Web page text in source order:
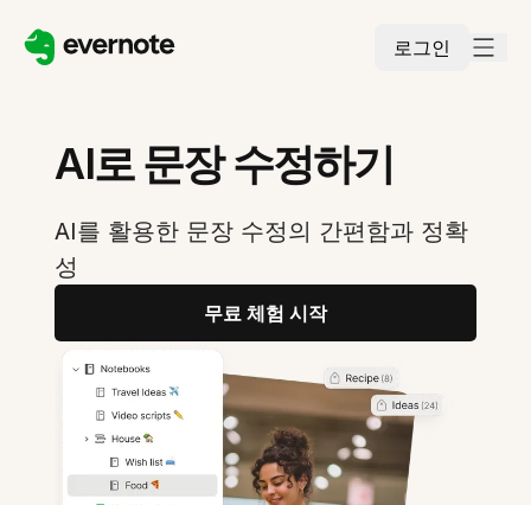
로그인
AI로 문장 수정하기
AI를 활용한 문장 수정의 간편함과 정확
성
무료 체험 시작